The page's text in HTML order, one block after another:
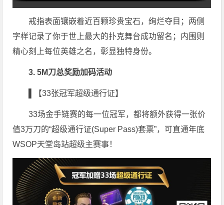
戒指表面镶嵌着近百颗珍贵宝石，绚烂夺目；两侧
字样记录了你于世上最大的扑克舞台成功留名；内围则
精心刻上每位英雄之名，彰显独特身份。
3. 5M刀总奖励加码活动
▌【33张冠军超级通行证】
33场金手链赛的每一位冠军，都将额外获得一张价
值3万刀的“超级通行证(Super Pass)套票”，可直通年底
WSOP天堂岛站超级主赛事！